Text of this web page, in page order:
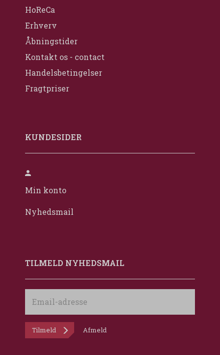
HoReCa
Erhverv
Åbningstider
Kontakt os - contact
Handelsbetingelser
Fragtpriser
KUNDESIDER
Min konto
Nyhedsmail
TILMELD NYHEDSMAIL
adresse
Tilmeld Afmeld